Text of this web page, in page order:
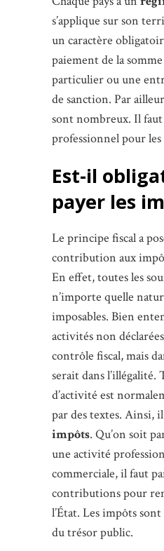
s’applique sur son
un caractère
paiement de la
particulier ou une
de sanction. Par
sont nombreux. Il
professionnel pour
Est-il
payer les
Le principe fiscal a
contribution aux
En effet, toutes les
n’importe quelle
imposables. Bien
activités non
contrôle fiscal, mais
serait dans l’illégalité.
d’activité est
par des textes. Ainsi,
impôts. Qu’on soit
une activité
commerciale, il faut
contributions pour
l’État. Les impôts
du trésor public.